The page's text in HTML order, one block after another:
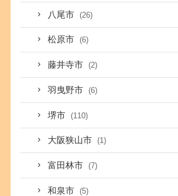
八尾市 (26)
松原市 (6)
藤井寺市 (2)
羽曳野市 (6)
堺市 (110)
大阪狭山市 (1)
富田林市 (7)
和泉市 (5)